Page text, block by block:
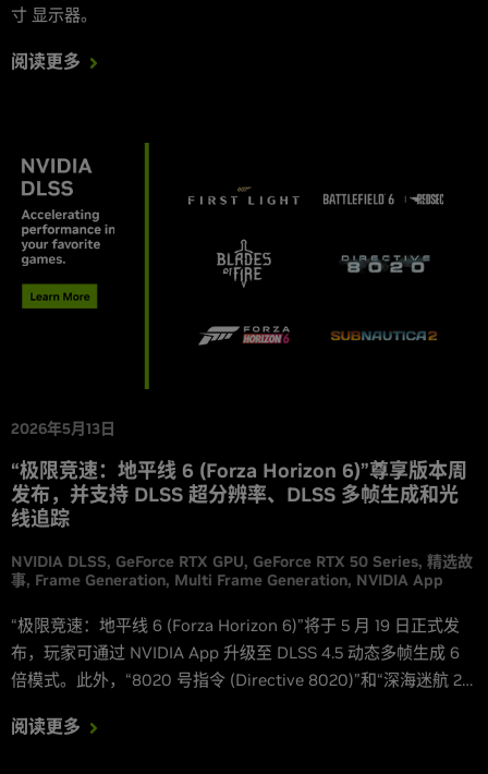
寸 显示器。
阅读更多
2026年5月13日
“极限竞速：地平线 6 (Forza Horizon 6)”尊享版本周
发布，并支持 DLSS 超分辨率、DLSS 多帧生成和光
线追踪
NVIDIA DLSS GeForce RTX GPU GeForce RTX 50 Series 精选故
事 Frame Generation Multi Frame Generation NVIDIA App
“极限竞速：地平线 6 (Forza Horizon 6)”将于 5 月 19 日正式发
布，玩家可通过 NVIDIA App 升级至 DLSS 4.5 动态多帧生成 6
倍模式。此外，“8020 号指令 (Directive 8020)”和“深海迷航 2
of Fire)”也将在大型 v2.0 更新中加入对 DLSS 的支持。
阅读更多